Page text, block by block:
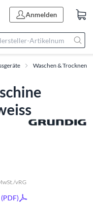
Anmelden
Waschen & Trocknen
vRG